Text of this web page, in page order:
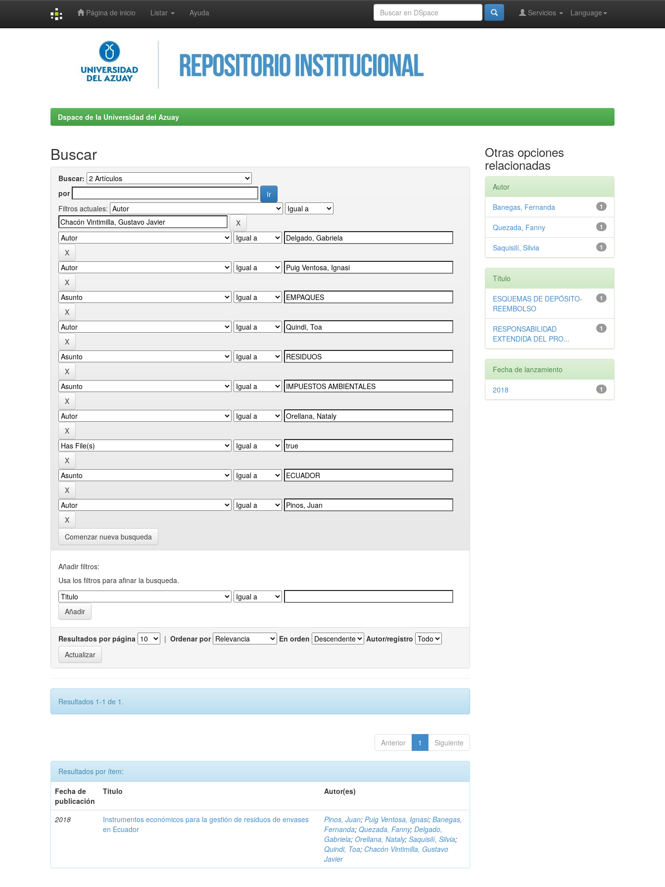
Página de inicio Listar Ayuda Language
Servicios
Dspace de la Universidad del Azuay
Buscar
Buscar:
por
Filtros actuales:
Comenzar nueva busqueda
Añadir filtros:
Usa los filtros para afinar la busqueda.
Resultados por página | Ordenar por En orden Autor/registro
Resultados 1-1 de 1.
Anterior 1 Siguiente
Resultados por ítem:
Fecha de
publicación
Título Autor(es)
2018
Instrumentos económicos para la gestión de residuos de envases
en Ecuador
Pinos, Juan;Puig Ventosa, Ignasi;Banegas,
Fernanda;Quezada, Fanny;Delgado,
Gabriela;Orellana, Nataly;Saquisilí, Silvia;
Quindi, Toa; Chacón Vintimilla, Gustavo
Javier
Otras opciones
relacionadas
Autor
1
Banegas, Fernanda
1
Quezada, Fanny
1
Saquisilí, Silvia
Título
1
ESQUEMAS DE DEPÓSITO-
REEMBOLSO
1
RESPONSABILIDAD
EXTENDIDA DEL PRO...
Fecha de lanzamiento
1
2018